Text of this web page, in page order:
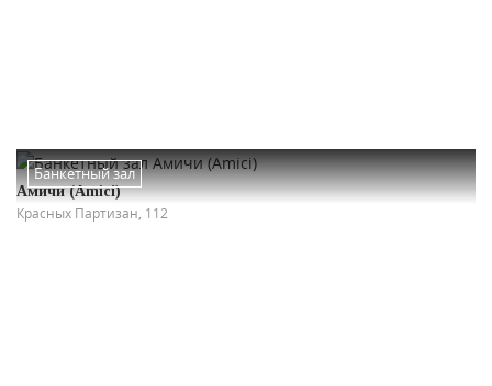
Банкетный зал
Амичи (Amici)
Красных Партизан, 112